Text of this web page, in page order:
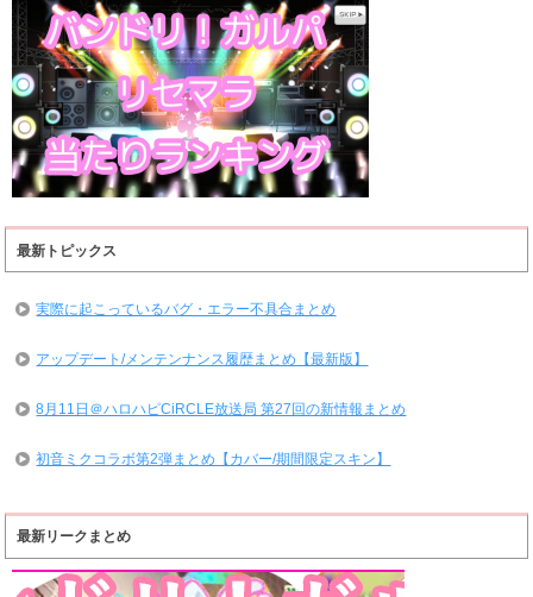
最新トピックス
実際に起こっているバグ・エラー不具合まとめ
アップデート/メンテンナンス履歴まとめ【最新版】
8月11日＠ハロハピCiRCLE放送局 第27回の新情報まとめ
初音ミクコラボ第2弾まとめ【カバー/期間限定スキン】
最新リークまとめ